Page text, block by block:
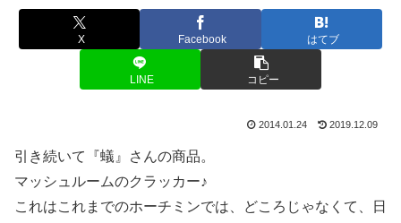
X Facebook はてブ
LINE コピー
2014.01.24 2019.12.09
引き続いて『蟻』さんの商品。
マッシュルームのクラッカー♪
これはこれまでのホーチミンでは、どころじゃなくて、日